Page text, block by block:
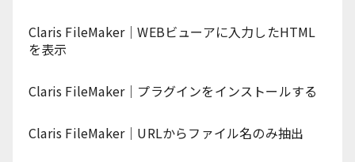
Claris FileMaker｜WEBビューアに入力したHTML
を表示
Claris FileMaker｜プラグインをインストールする
Claris FileMaker｜URLからファイル名のみ抽出